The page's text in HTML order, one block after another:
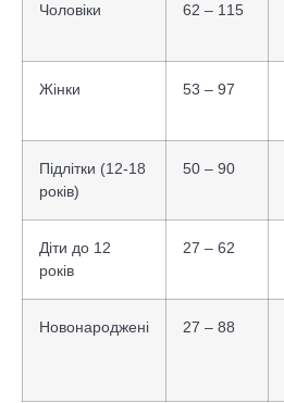
Чоловіки 62 – 115
Жінки 53 – 97
Підлітки (12-18
років)
50 – 90
Діти до 12
років
27 – 62
Новонароджені 27 – 88